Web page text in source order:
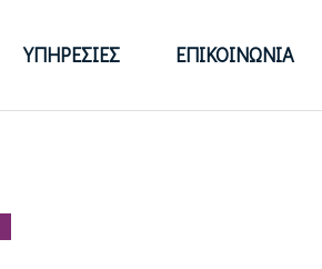
ΥΠΗΡΕΣΊΕΣ ΕΠΙΚΟΙΝΩΝΊΑ